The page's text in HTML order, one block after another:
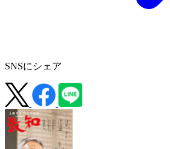
SNSにシェア